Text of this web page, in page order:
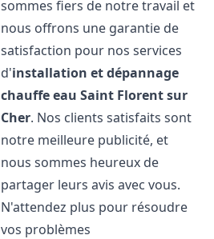
sommes fiers de notre travail et
nous offrons une garantie de
satisfaction pour nos services
d'installation et dépannage
chauffe eau Saint Florent sur
Cher. Nos clients satisfaits sont
notre meilleure publicité, et
nous sommes heureux de
partager leurs avis avec vous.
N'attendez plus pour résoudre
vos problèmes